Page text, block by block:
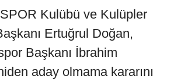
Kulübü ve Kulüpler
Ertuğrul Doğan,
Başkanı İbrahim
aday olmama kararını